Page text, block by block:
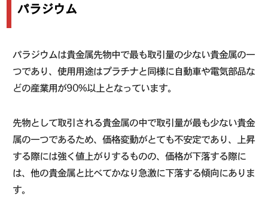
パラジウム
パラジウムは貴金属先物中で最も取引量の少ない貴金属の一
つであり、使用用途はプラチナと同様に自動車や電気部品な
どの産業用が90%以上となっています。
先物として取引される貴金属の中で取引量が最も少ない貴金
属の一つであるため、価格変動がとても不安定であり、上昇
する際には強く値上がりするものの、価格が下落する際に
は、他の貴金属と比べてかなり急激に下落する傾向にありま
す。